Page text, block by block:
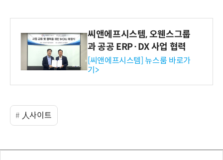
씨앤에프시스템, 오웬스그룹
과 공공 ERP·DX 사업 협력
[씨앤에프시스템] 뉴스룸 바로가
기>
人사이트